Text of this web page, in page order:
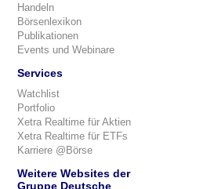
Handeln
Börsenlexikon
Publikationen
Events und Webinare
Services
Watchlist
Portfolio
Xetra Realtime für Aktien
Xetra Realtime für ETFs
Karriere @Börse
Weitere Websites der
Gruppe Deutsche